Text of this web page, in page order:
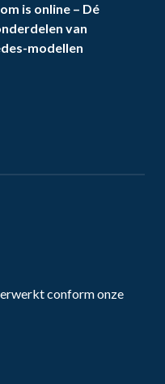
is online – Dé
van
modellen
conform onze